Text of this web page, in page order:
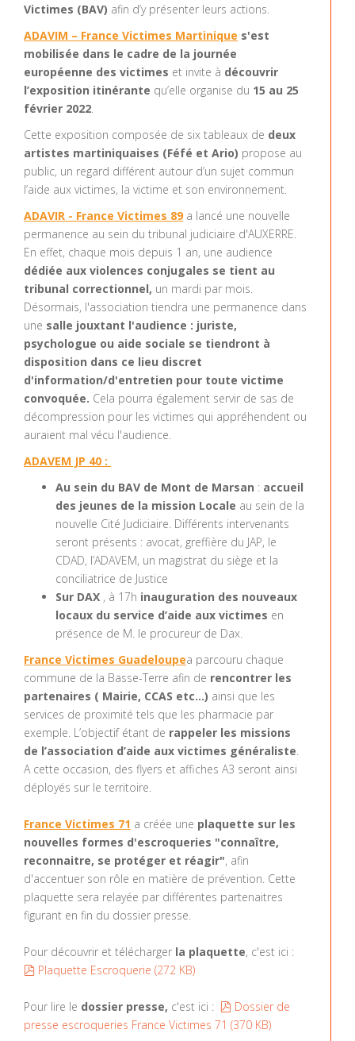
Victimes (BAV) afin d’y présenter leurs actions.
ADAVIM – France Victimes Martinique s'est
mobilisée dans le cadre de la journée
européenne des victimes et invite à découvrir
l’exposition itinérante qu’elle organise du 15 au 25
février 2022.
Cette exposition composée de six tableaux de deux
artistes martiniquaises (Féfé et Ario) propose au
public, un regard différent autour d’un sujet commun
l’aide aux victimes, la victime et son environnement.
ADAVIR - France Victimes 89 a lancé une nouvelle
permanence au sein du tribunal judiciaire d'AUXERRE.
En effet, chaque mois depuis 1 an, une audience
dédiée aux violences conjugales se tient au
tribunal correctionnel, un mardi par mois.
Désormais, l'association tiendra une permanence dans
une salle jouxtant l'audience : juriste,
psychologue ou aide sociale se tiendront à
disposition dans ce lieu discret
d'information/d'entretien pour toute victime
convoquée. Cela pourra également servir de sas de
décompression pour les victimes qui appréhendent ou
auraient mal vécu l'audience.
ADAVEM JP 40 :
Au sein du BAV de Mont de Marsan : accueil
des jeunes de la mission Locale au sein de la
nouvelle Cité Judiciaire. Différents intervenants
seront présents : avocat, greffière du JAP, le
CDAD, l’ADAVEM, un magistrat du siège et la
conciliatrice de Justice
Sur DAX , à 17h inauguration des nouveaux
locaux du service d’aide aux victimes en
présence de M. le procureur de Dax.
France Victimes Guadeloupea parcouru chaque
commune de la Basse-Terre afin de rencontrer les
partenaires ( Mairie, CCAS etc…) ainsi que les
services de proximité tels que les pharmacie par
exemple. L’objectif étant de rappeler les missions
de l’association d’aide aux victimes généraliste.
A cette occasion, des flyers et affiches A3 seront ainsi
déployés sur le territoire.
France Victimes 71 a créée une plaquette sur les
nouvelles formes d'escroqueries "connaître,
reconnaitre, se protéger et réagir", afin
d'accentuer son rôle en matière de prévention. Cette
plaquette sera relayée par différentes partenaitres
figurant en fin du dossier presse.
Pour découvrir et télécharger la plaquette, c'est ici :
pdf
Plaquette Escroquerie (272 KB)
Pour lire le dossier presse, c'est ici : pdf
Dossier de
presse escroqueries France Victimes 71 (370 KB)